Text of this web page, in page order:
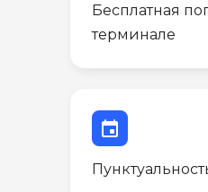
Бесплатная
терминале
event